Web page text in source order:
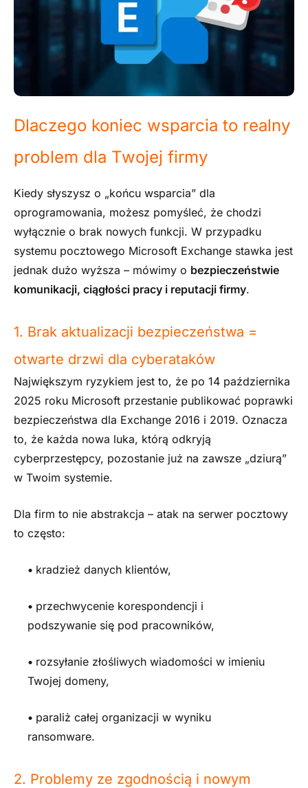
Dlaczego koniec wsparcia to realny
problem dla Twojej firmy
Kiedy słyszysz o „końcu wsparcia” dla
oprogramowania, możesz pomyśleć, że chodzi
wyłącznie o brak nowych funkcji. W przypadku
systemu pocztowego Microsoft Exchange stawka jest
jednak dużo wyższa – mówimy o bezpieczeństwie
komunikacji, ciągłości pracy i reputacji firmy.
1. Brak aktualizacji bezpieczeństwa =
otwarte drzwi dla cyberataków
Największym ryzykiem jest to, że po 14 października
2025 roku Microsoft przestanie publikować poprawki
bezpieczeństwa dla Exchange 2016 i 2019. Oznacza
to, że każda nowa luka, którą odkryją
cyberprzestępcy, pozostanie już na zawsze „dziurą”
w Twoim systemie.
Dla firm to nie abstrakcja – atak na serwer pocztowy
to często:
• kradzież danych klientów,
• przechwycenie korespondencji i
podszywanie się pod pracowników,
• rozsyłanie złośliwych wiadomości w imieniu
Twojej domeny,
• paraliż całej organizacji w wyniku
ransomware.
2. Problemy ze zgodnością i nowym